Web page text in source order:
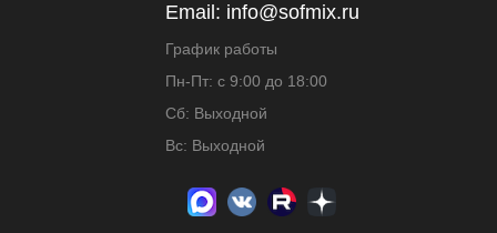
Email: info@sofmix.ru
График работы
Пн-Пт: с 9:00 до 18:00
Сб: Выходной
Вс: Выходной